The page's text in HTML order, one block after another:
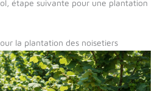
étape suivante pour une plantation
la plantation des noisetiers